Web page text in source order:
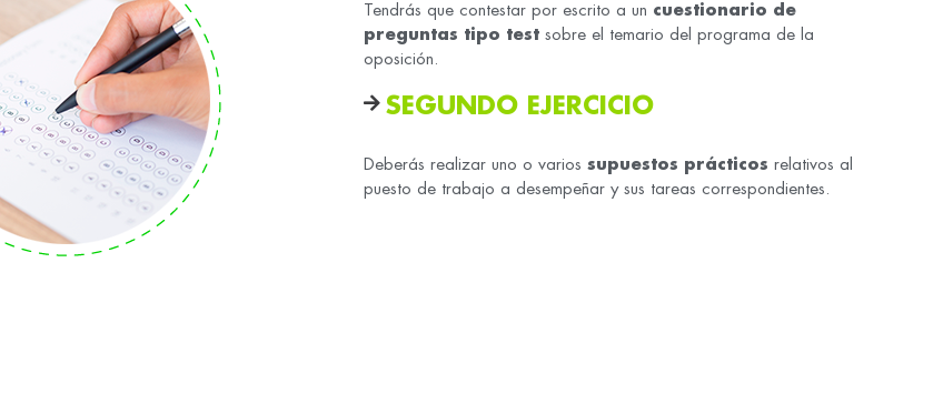
Tendrás que contestar por escrito a un cuestionario de
preguntas tipo test sobre el temario del programa de la
oposición.
SEGUNDO EJERCICIO
Deberás realizar uno o varios supuestos prácticos relativos al
puesto de trabajo a desempeñar y sus tareas correspondientes.